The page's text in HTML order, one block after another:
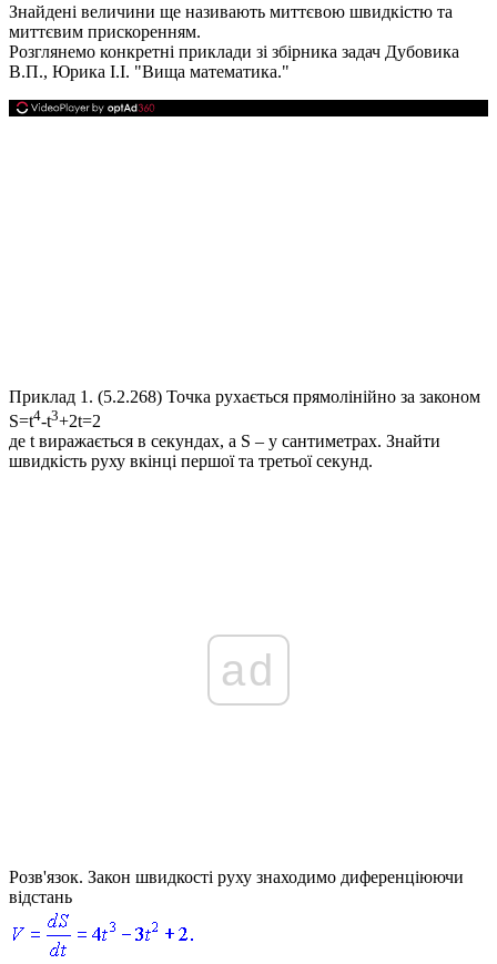
Знайдені величини ще називають миттєвою швидкістю та
миттєвим прискоренням.
Розглянемо конкретні приклади зі збірника задач Дубовика
В.П., Юрика І.І. "Вища математика."
Приклад 1. (5.2.268) Точка рухається прямолінійно за законом
S=t4-t3+2t=2
де t виражається в секундах, а S – у сантиметрах. Знайти
швидкість руху вкінці першої та третьої секунд.
ad
Розв'язок. Закон швидкості руху знаходимо диференціюючи
відстань